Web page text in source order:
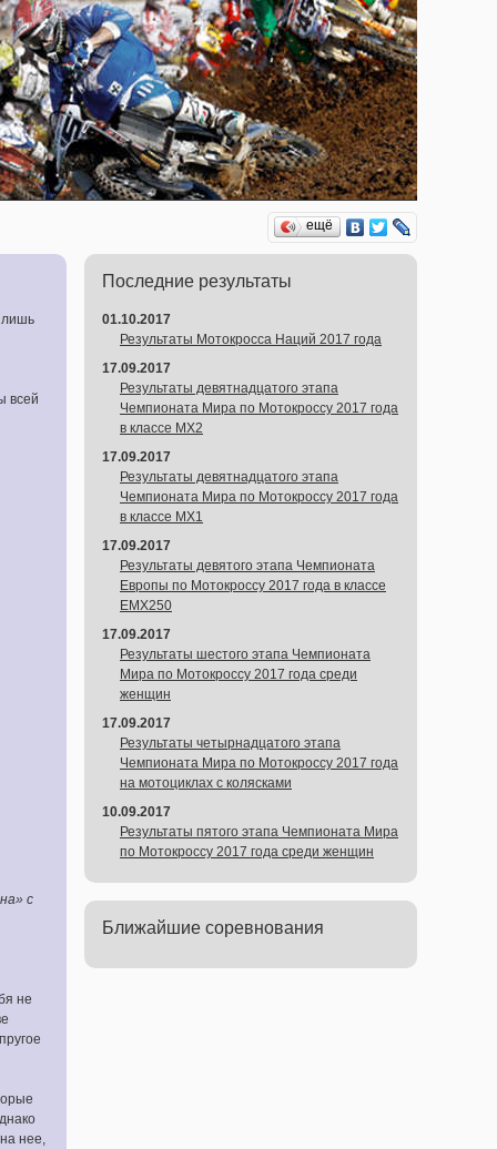
ещё
лишь
всей
с
не
нее,
Последние результаты
01.10.2017
Результаты Мотокросса Наций 2017 года
17.09.2017
Результаты девятнадцатого этапа
Чемпионата Мира по Мотокроссу 2017 года
в классе MX2
17.09.2017
Результаты девятнадцатого этапа
Чемпионата Мира по Мотокроссу 2017 года
в классе MX1
17.09.2017
Результаты девятого этапа Чемпионата
Европы по Мотокроссу 2017 года в классе
EMX250
17.09.2017
Результаты шестого этапа Чемпионата
Мира по Мотокроссу 2017 года среди
женщин
17.09.2017
Результаты четырнадцатого этапа
Чемпионата Мира по Мотокроссу 2017 года
на мотоциклах с колясками
10.09.2017
Результаты пятого этапа Чемпионата Мира
по Мотокроссу 2017 года среди женщин
Ближайшие соревнования